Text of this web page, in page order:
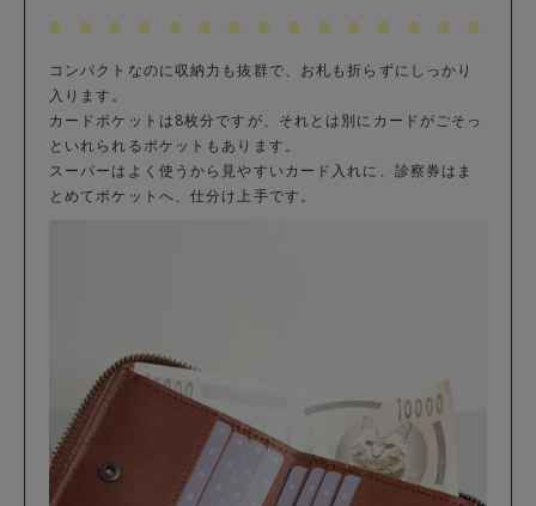
コンパクトなのに収納力も抜群で、お札も折らずにしっかり
入ります。
カードポケットは8枚分ですが、それとは別にカードがごそっ
といれられるポケットもあります。
スーパーはよく使うから見やすいカード入れに、診察券はま
とめてポケットへ、仕分け上手です。